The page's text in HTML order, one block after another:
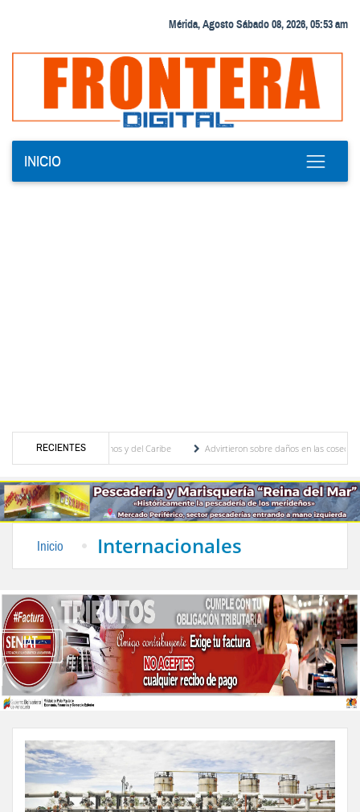
Mérida, Agosto Sábado 08, 2026, 05:53 am
INICIO
RECIENTES
Centroamericanos y del Caribe
Advirtieron sobre daños en las cosechas de los
Inicio Internacionales